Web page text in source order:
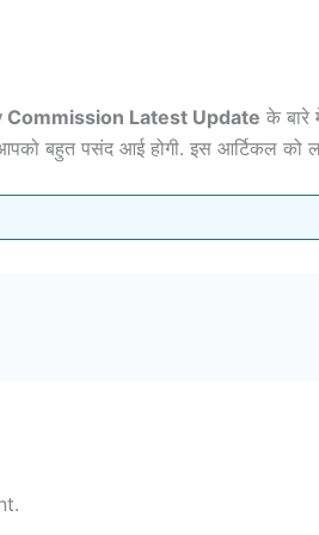
Commission Latest Update के बारे
बहुत पसंद आई होगी. इस आर्टिकल